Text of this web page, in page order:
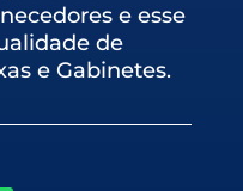
e esse
de
e Gabinetes.